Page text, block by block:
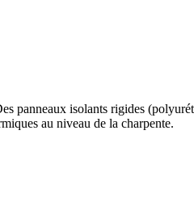
panneaux isolants rigides
au niveau de la charpente.